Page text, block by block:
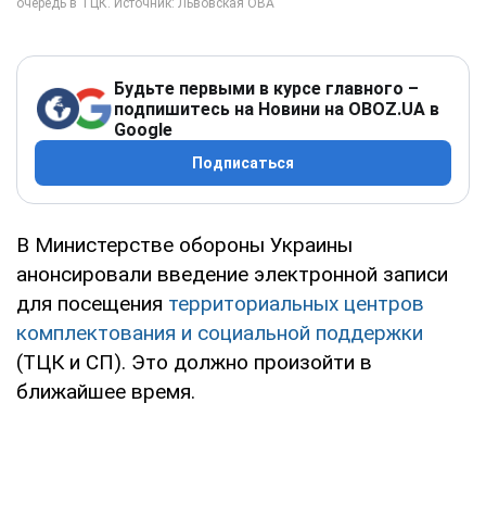
Будьте первыми в курсе главного –
подпишитесь на Новини на OBOZ.UA в
Google
Подписаться
В Министерстве обороны Украины
анонсировали введение электронной записи
для посещения территориальных центров
комплектования и социальной поддержки
(ТЦК и СП). Это должно произойти в
ближайшее время.